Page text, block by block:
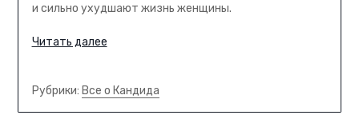
и сильно ухудшают жизнь женщины.
Читать далее
Рубрики: Все о Кандида